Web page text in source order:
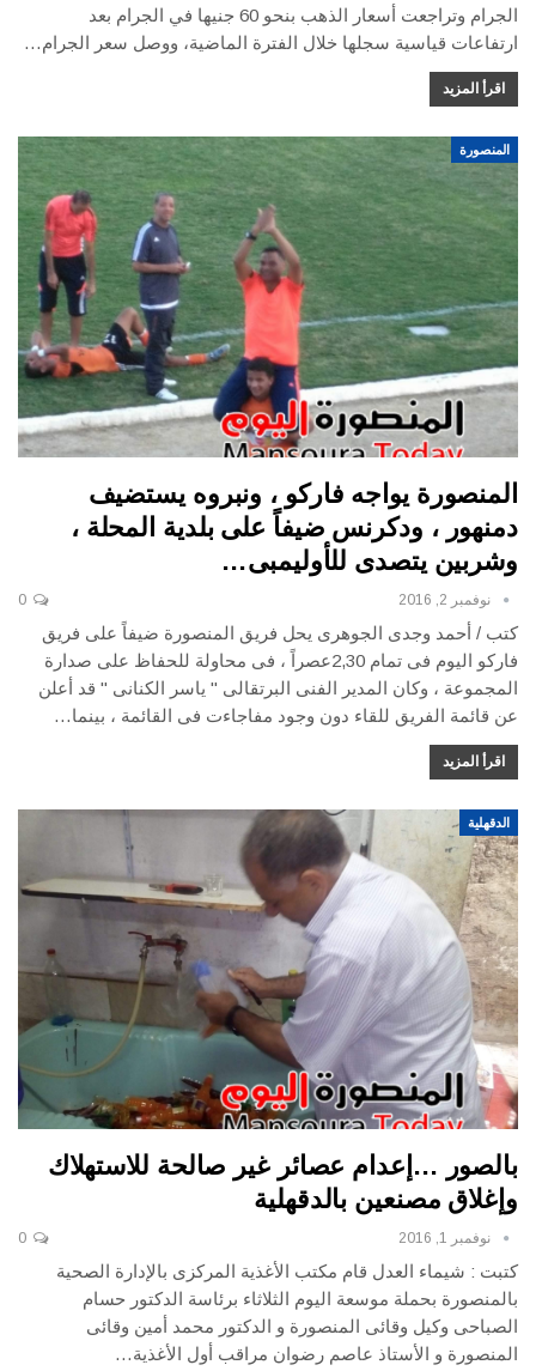
الجرام وتراجعت أسعار الذهب بنحو 60 جنيها في الجرام بعد
ارتفاعات قياسية سجلها خلال الفترة الماضية، ووصل سعر الجرام…
اقرأ المزيد
المنصورة
المنصورة يواجه فاركو ، ونبروه يستضيف
دمنهور ، ودكرنس ضيفاً على بلدية المحلة ،
وشربين يتصدى للأوليمبى…
نوفمبر 2, 2016
كتب / أحمد وجدى الجوهرى يحل فريق المنصورة ضيفاً على فريق
فاركو اليوم فى تمام 2,30عصراً ، فى محاولة للحفاظ على صدارة
المجموعة ، وكان المدير الفنى البرتقالى " ياسر الكنانى " قد أعلن
عن قائمة الفريق للقاء دون وجود مفاجاءت فى القائمة ، بينما…
اقرأ المزيد
الدقهلية
بالصور …إعدام عصائر غير صالحة للاستهلاك
وإغلاق مصنعين بالدقهلية
نوفمبر 1, 2016
كتبت : شيماء العدل قام مكتب الأغذية المركزى بالإدارة الصحية
بالمنصورة بحملة موسعة اليوم الثلاثاء برئاسة الدكتور حسام
الصباحى وكيل وقائى المنصورة و الدكتور محمد أمين وقائى
المنصورة و الأستاذ عاصم رضوان مراقب أول الأغذية…